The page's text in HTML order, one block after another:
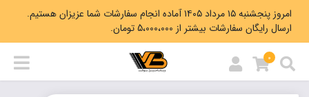
امروز پنجشنبه ۱۵ مرداد ۱۴۰۵ آماده انجام سفارشات شما عزیزان هستیم.
ارسال رایگان سفارشات بیشتر از 5،000،000 تومان.
0